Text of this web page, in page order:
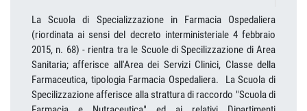
La Scuola di Specializzazione in Farmacia Ospedaliera
(riordinata ai sensi del decreto interministeriale 4 febbraio
2015, n. 68) - rientra tra le Scuole di Specilizzazione di Area
Sanitaria; afferisce all'Area dei Servizi Clinici, Classe della
Farmaceutica, tipologia Farmacia Ospedaliera. La Scuola di
Specilizzazione afferisce alla strattura di raccordo "Scuola di